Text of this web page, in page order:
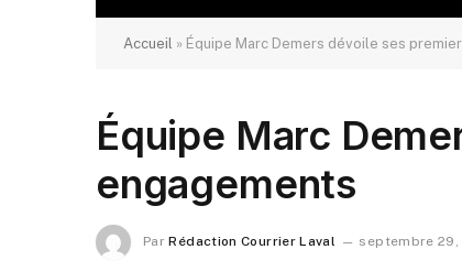
Accueil » Équipe Marc Demers dévoile ses
Équipe Marc
engagements
Par Rédaction Courrier Laval septembre 29,